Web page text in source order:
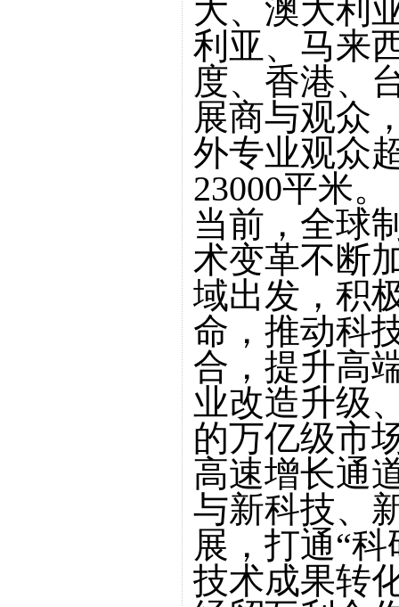
大、澳大利
利亚、马来
度、香港、
展商与观众
外专业观众
23000平米。
当前，全球
术变革不断
域出发，积
命，推动科
合，提升高
业改造升级
的万亿级市
高速增长通
与新科技、
展，打通“
技术成果转